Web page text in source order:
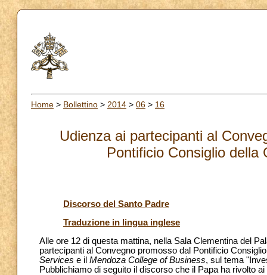
Home > Bollettino > 2014 > 06 > 16
Udienza ai partecipanti al
Pontificio Consiglio della
Discorso del Santo Padre
Traduzione in lingua inglese
Alle ore 12 di questa mattina, nella Sala Clementina del
partecipanti al Convegno promosso dal Pontificio
Services e il Mendoza College of Business, sul tema
Pubblichiamo di seguito il discorso che il Papa ha rivolto ai